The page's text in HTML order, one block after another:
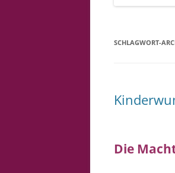
SCHLAGWORT-
Die